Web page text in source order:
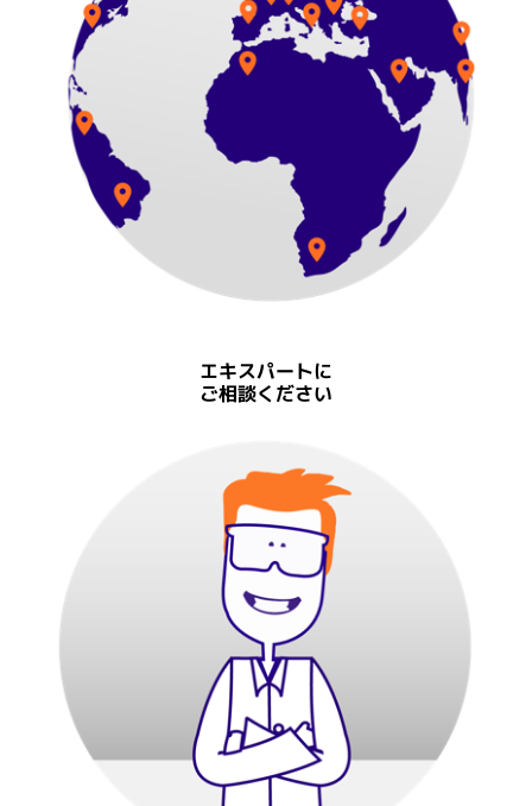
エキスパートに
ご相談ください